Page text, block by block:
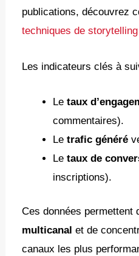
publications, découvrez
techniques de storytelling
Les indicateurs clés à
Letaux
commentaires).
Letrafic généré
Letaux de
inscriptions).
Ces données permettent
multicanal et de
canaux les plus